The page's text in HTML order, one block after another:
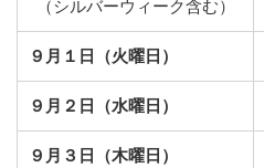
（シルバーウィーク含む）
９月１日（火曜日）
９月２日（水曜日）
９月３日（木曜日）